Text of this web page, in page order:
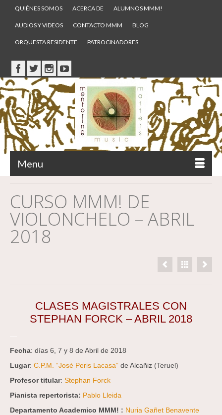
QUIÉNES SOMOS ACERCA DE ALUMNOS MMM!
AUDIOS Y VIDEOS CONTACTO MMM BLOG
ORQUESTA RESIDENTE PATROCINADORES
Menu
CURSO MMM! DE
VIOLONCHELO – ABRIL
2018
CLASES MAGISTRALES CON
STEPHAN FORCK – ABRIL 2018
Fecha: días 6, 7 y 8 de Abril de 2018
Lugar: C.P.M. “José Peris Lacasa” de Alcañiz (Teruel)
Profesor titular: Stephan Forck
Pianista repertorista: Pablo Lleida
Departamento Academico MMM! : Nuria Gañet Benavente